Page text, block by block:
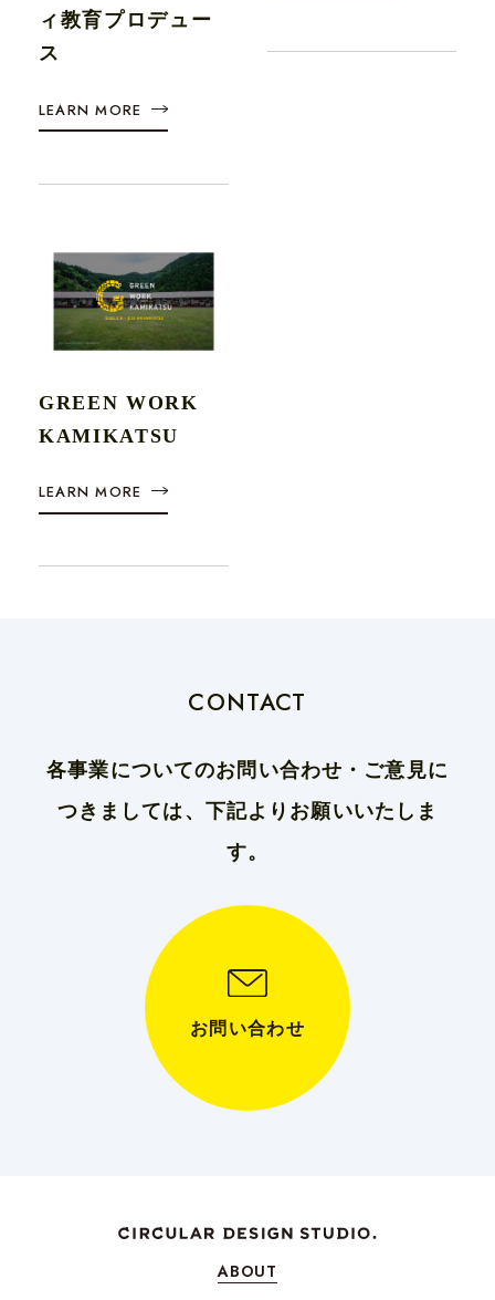
ィ教育プロデュー
ス
LEARN MORE
GREEN WORK
KAMIKATSU
LEARN MORE
CONTACT
各事業についてのお問い合わせ・ご意見に
つきましては、下記よりお願いいたしま
す。
お問い合わせ
ABOUT